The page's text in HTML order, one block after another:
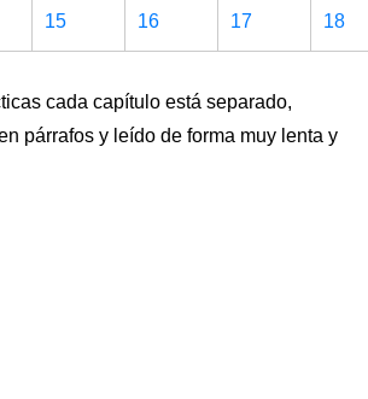
15
16
17
18
cada capítulo está separado,
párrafos y leído de forma muy lenta y